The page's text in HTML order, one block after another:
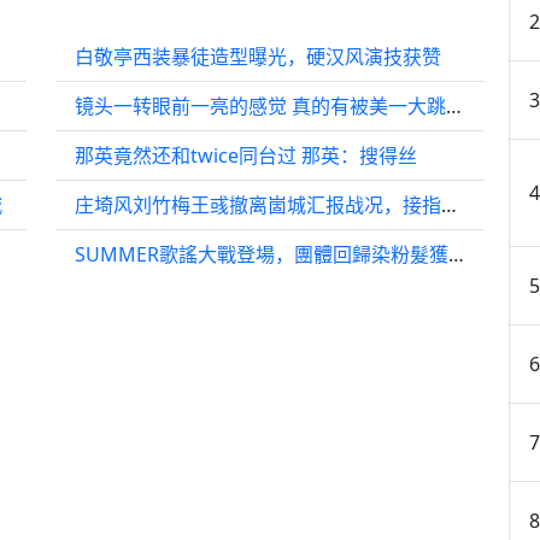
白敬亭西装暴徒造型曝光，硬汉风演技获赞
镜头一转眼前一亮的感觉 真的有被美一大跳 也照惯例说了很多漂亮话的小宝
那英竟然还和twice同台过 那英：搜得丝
庄埼风刘竹梅王彧撤离崮城汇报战况，接指示转战农村根据地
SUMMER歌謠大戰登場，團體回歸染粉髮獲粉絲喜愛